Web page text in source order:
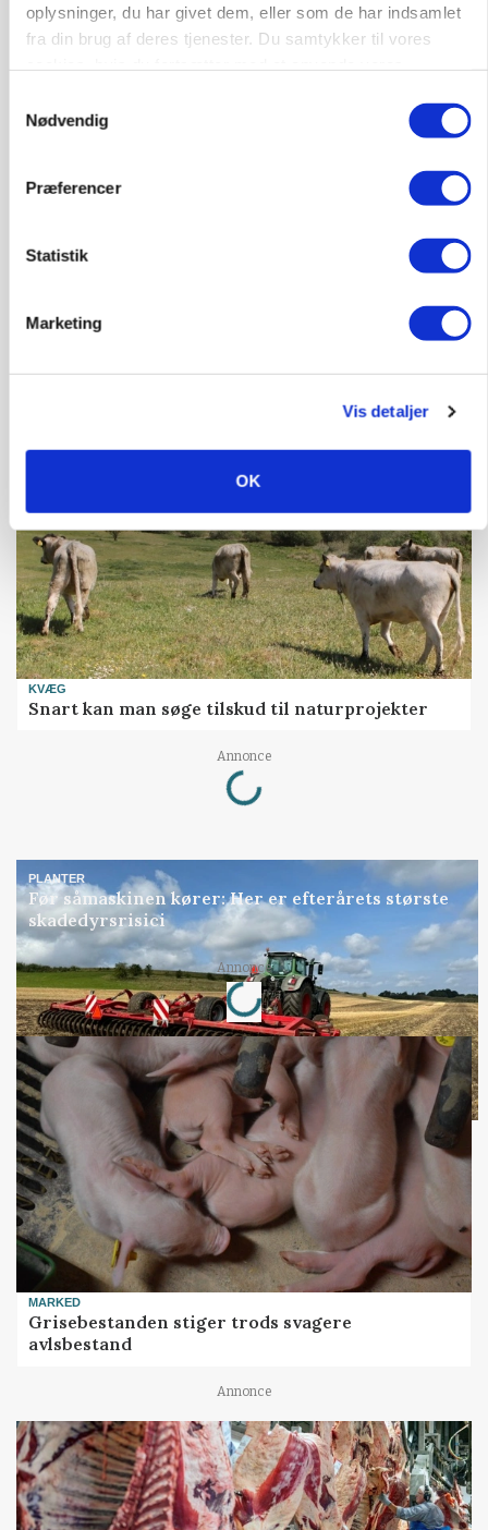
oplysninger, du har givet dem, eller som de har indsamlet
fra din brug af deres tjenester. Du samtykker til vores
Nødvendig
Præferencer
Statistik
Marketing
Vis detaljer
OK
protestgruppe vil demonstrere mod ny
gødskningslov
KVÆG
Snart kan man søge tilskud til naturprojekter
Annonce
Loading...
PLANTER
Før såmaskinen kører: Her er efterårets største
skadedyrsrisici
Annonce
Loading...
MARKED
Grisebestanden stiger trods svagere
avlsbestand
Annonce